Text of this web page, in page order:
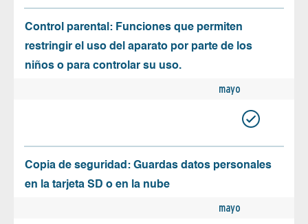
Control parental: Funciones que permiten
restringir el uso del aparato por parte de los
niños o para controlar su uso.
mayo
Copia de seguridad: Guardas datos personales
en la tarjeta SD o en la nube
mayo